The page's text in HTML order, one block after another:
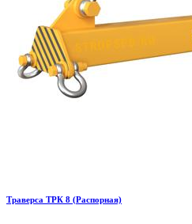
Траверса ТРК 8 (Распорная)